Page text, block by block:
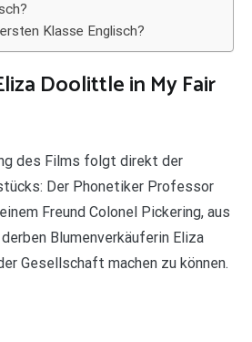
Klasse Englisch?
Doolittle in My Fair
des Films folgt direkt der
Der Phonetiker Professor
Freund Colonel Pickering, aus
Blumenverkäuferin Eliza
Gesellschaft machen zu können.